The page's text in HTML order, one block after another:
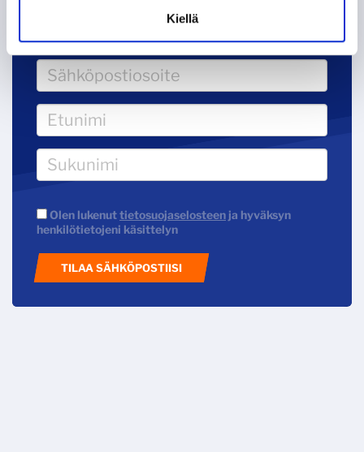
Kiellä
Tappara uutiskirje
Olen lukenuttietosuojaselosteen ja hyväksyn
henkilötietojeni käsittelyn
TILAA SÄHKÖPOSTIISI